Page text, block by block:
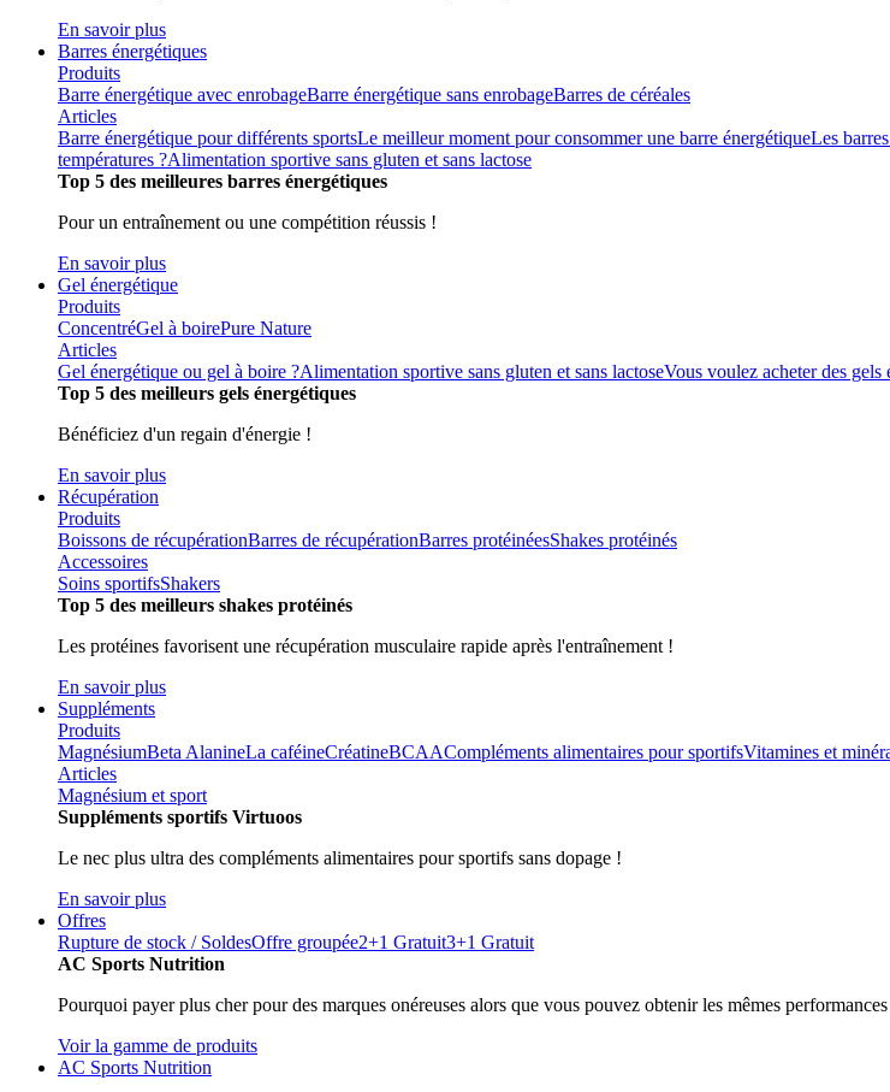
En savoir plus
Barres énergétiques
Produits
Barre énergétique avec enrobageBarre énergétique sans enrobageBarres de céréales
Articles
Barre énergétique pour différents sportsLe meilleur moment pour consommer une barre énergétiqueLes
températures ?Alimentation sportive sans gluten et sans lactose
Top 5 des meilleures barres énergétiques
Pour un entraînement ou une compétition réussis !
En savoir plus
Gel énergétique
Produits
ConcentréGel à boirePure Nature
Articles
Gel énergétique ou gel à boire ?Alimentation sportive sans gluten et sans lactoseVous voulez acheter des
Top 5 des meilleurs gels énergétiques
Bénéficiez d'un regain d'énergie !
En savoir plus
Récupération
Produits
Boissons de récupérationBarres de récupérationBarres protéinéesShakes protéinés
Accessoires
Soins sportifsShakers
Top 5 des meilleurs shakes protéinés
Les protéines favorisent une récupération musculaire rapide après l'entraînement !
En savoir plus
Suppléments
Produits
MagnésiumBeta AlanineLa caféineCréatineBCAACompléments alimentaires pour sportifsVitamines et
Articles
Magnésium et sport
Suppléments sportifs Virtuoos
Le nec plus ultra des compléments alimentaires pour sportifs sans dopage !
En savoir plus
Offres
Rupture de stock / SoldesOffre groupée2+1 Gratuit3+1 Gratuit
AC Sports Nutrition
Pourquoi payer plus cher pour des marques onéreuses alors que vous pouvez obtenir les mêmes
Voir la gamme de produits
AC Sports Nutrition